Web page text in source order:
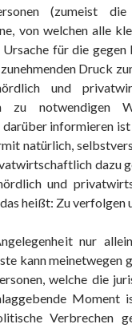
(zumeist
von welchen alle
für die gegen
Druck
und
zu notwendigen
informieren
natürlich,
dazu
und
heißt: Zu verfolgen
nur
kann meinetwegen
welche die
Moment
Verbrechen